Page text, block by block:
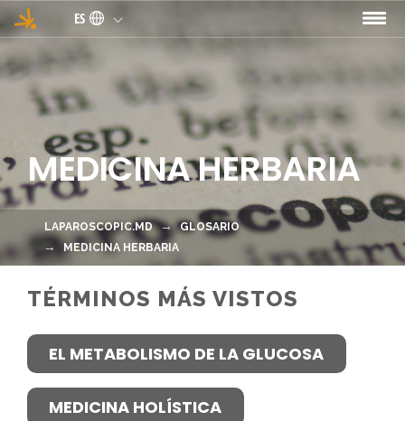
Pasar al contenido principal
ES
MEDICINA HERBARIA
LAPAROSCOPIC.MD
GLOSARIO
MEDICINA HERBARIA
TÉRMINOS MÁS VISTOS
EL METABOLISMO DE LA GLUCOSA
MEDICINA HOLÍSTICA